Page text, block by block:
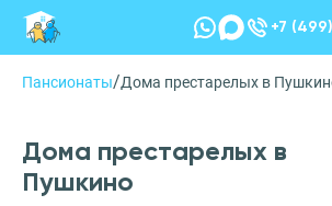
+7
Пансионаты/Дома престарелых в
Дома престарелых в
Пушкино